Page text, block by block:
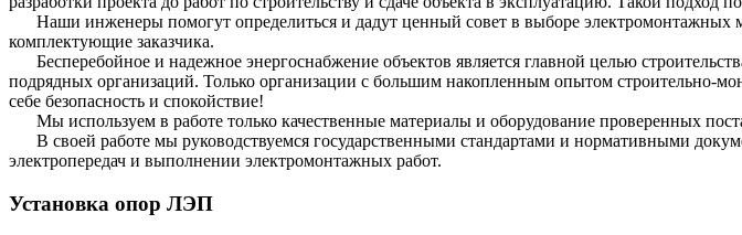
Наши инженеры помогут определиться и дадут ценный совет в выборе электромонтажных
комплектующие заказчика.
Бесперебойное и надежное энергоснабжение объектов является главной целью
подрядных организаций. Только организации с большим накопленным опытом строительно-
себе безопасность и спокойствие!
Мы используем в работе только качественные материалы и оборудование проверенных
В своей работе мы руководствуемся государственными стандартами и нормативными
электропередач и выполнении электромонтажных работ.
Установка опор ЛЭП